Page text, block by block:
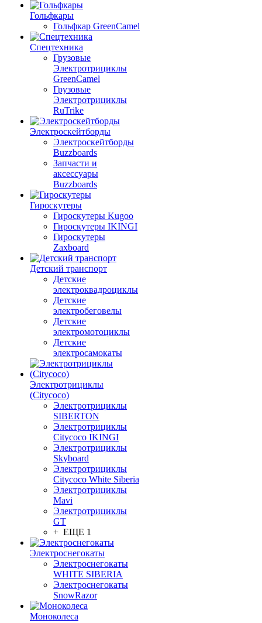
Гольфкары
Гольфкар GreenCamel
Спецтехника
Грузовые
Электротрициклы
GreenCamel
Грузовые
Электротрициклы
RuTrike
Электроскейтборды
Электроскейтборды
Buzzboards
Запчасти и
аксессуары
Buzzboards
Гироскутеры
Гироскутеры Kugoo
Гироскутеры IKINGI
Гироскутеры
Zaxboard
Детский транспорт
Детские
электроквадроциклы
Детские
электробеговелы
Детские
электромотоциклы
Детские
электросамокаты
Электротрициклы
(Citycoco)
Электротрициклы
SIBERTON
Электротрициклы
Citycoco IKINGI
Электротрициклы
Skyboard
Электротрициклы
Citycoco White Siberia
Электротрициклы
Mavi
Электротрициклы
GT
+ ЕЩЕ 1
Электроснегокаты
Электроснегокаты
WHITE SIBERIA
Электроснегокаты
SnowRazor
Моноколеса